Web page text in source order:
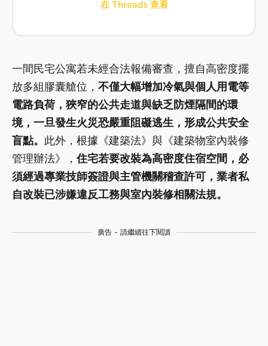
在 Threads 查看
一間民宅公寓若未經合法報備審查，擅自高密度擺
放多組膠囊艙位， 不僅大幅增加冷氣與個人用電等
電路負荷，狹窄的公共走道與缺乏防煙隔間的環
境，一旦發生火災恐嚴重阻礙逃生，形成公共安全
盲點。 此外，根據《建築法》與《建築物室內裝修
管理辦法》，住宅若要改裝為高密度住宿空間，必
須經過專業技師簽證與主管機關稽查許可，業者私
自改裝已涉嫌違反工務與室內裝修相關法規。
廣告 - 請繼續往下閱讀